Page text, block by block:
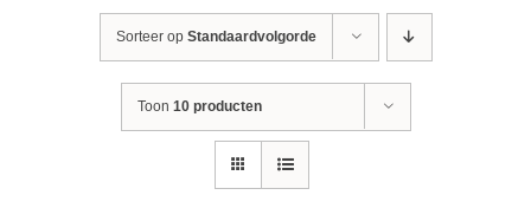
Sorteer op Standaardvolgorde
Toon 10 producten